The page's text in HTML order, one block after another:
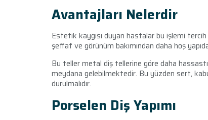
Avantajları Nelerdir
Estetik kaygısı duyan hastalar bu işlemi
şeffaf ve görünüm bakımından daha hoş
Bu teller metal diş tellerine göre daha
meydana gelebilmektedir. Bu yüzden sert,
durulmalıdır.
Porselen Diş Yapımı